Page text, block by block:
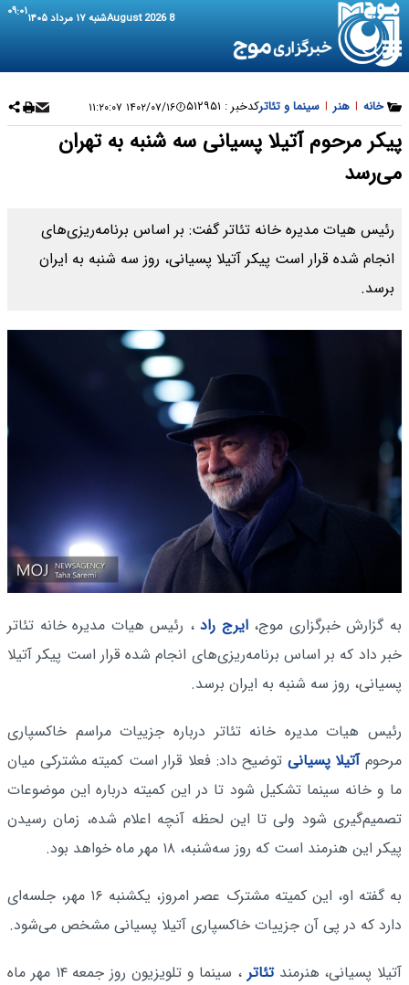
8 August 2026 شنبه ۱۷ مرداد ۱۴۰۵ ۰۹:۰۱
خانه | هنر | سینما و تئاترکدخبر : ۵۱۲۹۵۱ ۱۴۰۲/۰۷/۱۶ ۱۱:۲۰:۰۷
پیکر مرحوم آتیلا پسیانی سه شنبه به تهران
می‌رسد
رئیس هیات مدیره خانه تئاتر گفت: بر اساس برنامه‌ریزی‌های
انجام شده قرار است پیکر آتیلا پسیانی، روز سه شنبه به ایران
برسد.
به گزارش خبرگزاری موج،ایرج راد، رئیس هیات مدیره خانه تئاتر
خبر داد که بر اساس برنامه‌ریزی‌های انجام شده قرار است پیکر آتیلا
پسیانی، روز سه شنبه به ایران برسد.
رئیس هیات مدیره خانه تئاتر درباره جزییات مراسم خاکسپاری
مرحومآتیلا پسیانی توضیح داد: فعلا قرار است کمیته مشترکی میان
ما و خانه سینما تشکیل شود تا در این کمیته درباره این موضوعات
تصمیم‌گیری شود ولی تا این لحظه آنچه اعلام شده، زمان رسیدن
پیکر این هنرمند است که روز سه‌شنبه، ۱۸ مهر ماه خواهد بود.
به گفته او، این کمیته مشترک عصر امروز، یکشنبه ۱۶ مهر، جلسه‌ای
دارد که در پی آن جزییات خاکسپاری آتیلا پسیانی مشخص می‌شود.
آتیلا پسیانی، هنرمندتئاتر
، سینما و تلویزیون روز جمعه ۱۴ مهر ماه